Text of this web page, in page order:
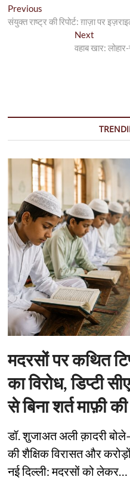
पोस्ट
नेविगेशन
Previous
post:
संयुक्त राष्ट्र की रिपोर्ट: ग़ाज़ा पर
NextNext
post:
वहाब खार:
मदरसों पर कथित
का विरोध, डिप्टी
से बिना शर्त माफ़ी
डॉ. शुजाअत अली क़ादरी
की शैक्षिक विरासत और
नई दिल्ली: मदरसों को लेकर…